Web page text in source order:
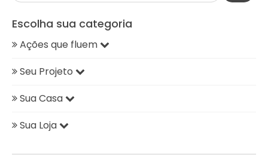
Escolha sua categoria
Ações que fluem
Seu Projeto
Sua Casa
Sua Loja